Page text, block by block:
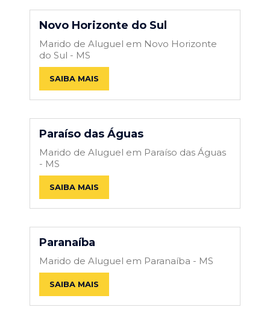
Novo Horizonte do Sul
Marido de Aluguel em Novo Horizonte
do Sul - MS
SAIBA MAIS
Paraíso das Águas
Marido de Aluguel em Paraíso das Águas
- MS
SAIBA MAIS
Paranaíba
Marido de Aluguel em Paranaíba - MS
SAIBA MAIS